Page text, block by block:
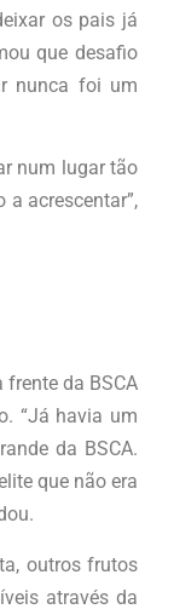
os pais já
que desafio
nunca foi um
num lugar tão
acrescentar”,
da BSCA
“Já havia um
da BSCA.
que não era
outros frutos
através da